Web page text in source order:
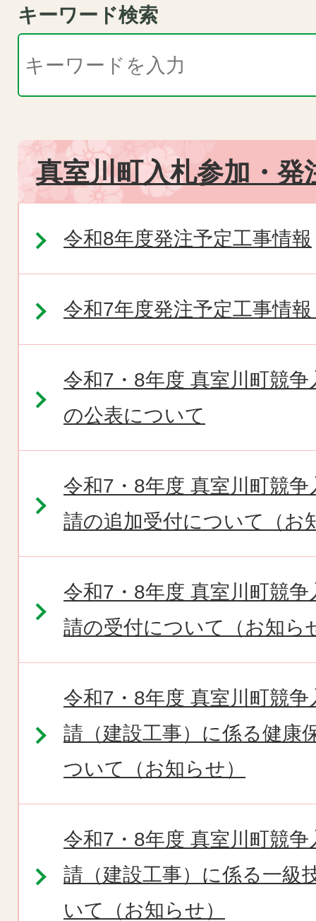
キーワード検索
真室川町入札参加・発
令和8年度発注予定工事情報
令和7年度発注予定工事情
令和7・8年度 真室川町競
の公表について
令和7・8年度 真室川町競
請の追加受付について（お
令和7・8年度 真室川町競
請の受付について（お知ら
令和7・8年度 真室川町競
請（建設工事）に係る健康
ついて（お知らせ）
令和7・8年度 真室川町競
請（建設工事）に係る一級
いて（お知らせ）